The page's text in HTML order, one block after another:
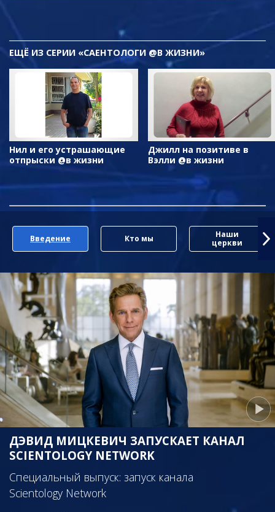
ЕЩЁ ИЗ СЕРИИ «САЕНТОЛОГИ @В ЖИЗНИ»
Нил и его устрашающие
отпрыски @в жизни
Джилл на позитиве в
Вэлли @в жизни
Введение Кто мы
Наши
церкви
ДЭВИД МИЦКЕВИЧ ЗАПУСКАЕТ КАНАЛ
SCIENTOLOGY NETWORK
Специальный выпуск: запуск канала
Scientology Network